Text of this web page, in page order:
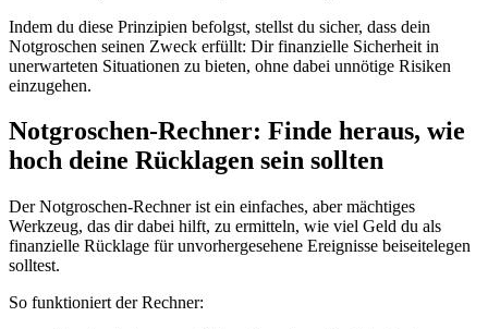
Indem du diese Prinzipien befolgst, stellst du sicher, dass dein
Notgroschen seinen Zweck erfüllt: Dir finanzielle Sicherheit in
unerwarteten Situationen zu bieten, ohne dabei unnötige Risiken
einzugehen.
Notgroschen-Rechner: Finde heraus, wie
hoch deine Rücklagen sein sollten
Der Notgroschen-Rechner ist ein einfaches, aber mächtiges
Werkzeug, das dir dabei hilft, zu ermitteln, wie viel Geld du als
finanzielle Rücklage für unvorhergesehene Ereignisse beiseitelegen
solltest.
So funktioniert der Rechner: